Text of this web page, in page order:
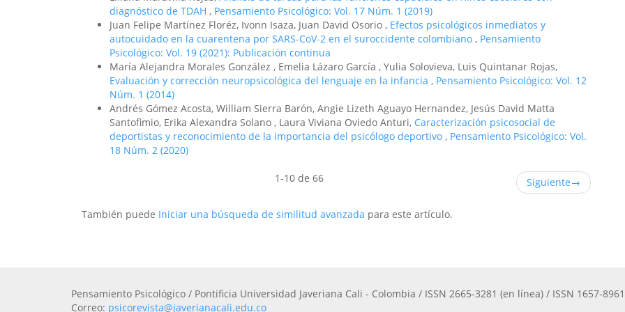
diagnóstico de TDAH , Pensamiento Psicológico: Vol. 17 Núm. 1 (2019)
Juan Felipe Martínez Floréz, Ivonn Isaza, Juan David Osorio , Efectos psicológicos inmediatos y
autocuidado en la cuarentena por SARS-CoV-2 en el suroccidente colombiano , Pensamiento
Psicológico: Vol. 19 (2021): Publicación continua
María Alejandra Morales González , Emelia Lázaro García , Yulia Solovieva, Luis Quintanar Rojas,
Evaluación y corrección neuropsicológica del lenguaje en la infancia , Pensamiento Psicológico: Vol. 12
Núm. 1 (2014)
Andrés Gómez Acosta, William Sierra Barón, Angie Lizeth Aguayo Hernandez, Jesús David Matta
Santofimio, Erika Alexandra Solano , Laura Viviana Oviedo Anturi, Caracterización psicosocial de
deportistas y reconocimiento de la importancia del psicólogo deportivo , Pensamiento Psicológico: Vol.
18 Núm. 2 (2020)
1-10 de 66 Siguiente→
También puede Iniciar una búsqueda de similitud avanzada para este artículo.
Pensamiento Psicológico / Pontificia Universidad Javeriana Cali - Colombia / ISSN 2665-3281 (en línea) / ISSN 1657-
Correo: psicorevista@javerianacali.edu.co